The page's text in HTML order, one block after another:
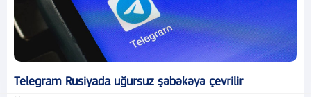
Telegram Rusiyada uğursuz şəbəkəyə çevrilir